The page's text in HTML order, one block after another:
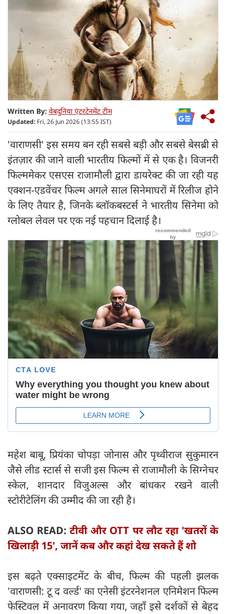
Written By: वेबदुनिया एंटरटेनमेंट टीम
Updated: Fri, 26 Jun 2026 (13:55 IST)
'वाराणसी' इस समय बन रही सबसे बड़ी और सबसे बेसब्री से
इंतज़ार की जाने वाली भारतीय फिल्मों में से एक है। विजनरी
फिल्ममेकर एसएस राजामौली द्वारा डायरेक्ट की जा रही यह
एक्शन-एडवेंचर फिल्म अगले साल सिनेमाघरों में रिलीज होने
के लिए तैयार है, जिनके ब्लॉकबस्टर्स ने भारतीय सिनेमा को
ग्लोबल लेवल पर एक नई पहचान दिलाई है।
महेश बाबू, प्रियंका चोपड़ा जोनास और पृथ्वीराज सुकुमारन
जैसे लीड स्टार्स से सजी इस फिल्म से राजामौली के सिग्नेचर
स्केल, शानदार विजुअल्स और बांधकर रखने वाली
स्टोरीटेलिंग की उम्मीद की जा रही है।
ALSO READ:टीवी और OTT पर लौट रहा 'खतरों के
खिलाड़ी 15', जानें कब और कहां देख सकते हैं शो
​इस बढ़ते एक्साइटमेंट के बीच, फिल्म की पहली झलक
'वाराणसी: टू द वर्ल्ड' का एनेसी इंटरनेशनल एनिमेशन फिल्म
फेस्टिवल में अनावरण किया गया, जहाँ इसे दर्शकों से बेहद